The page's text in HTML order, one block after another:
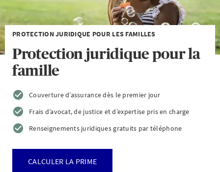
PROTECTION JURIDIQUE POUR LES FAMILLES
Protection juridique pour la
famille
Couverture d’assurance dès le premier jour
Frais d’avocat, de justice et d’expertise pris en charge
Renseignements juridiques gratuits par téléphone
CALCULER LA PRIME